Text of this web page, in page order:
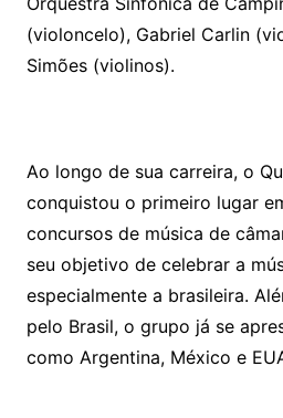
(violoncelo), Gabriel Carlin
Simões (violinos).
Ao longo de sua carreira, o
conquistou o primeiro lugar
concursos de música de
seu objetivo de celebrar a
especialmente a brasileira.
pelo Brasil, o grupo já se
como Argentina, México e